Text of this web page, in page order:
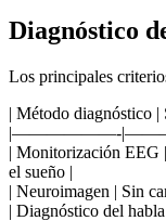
Diagnóstico
Los principales
| Método diagnóstico |
|——————-
| Monitorización EEG
el sueño |
| Neuroimagen | Sin
| Diagnóstico del